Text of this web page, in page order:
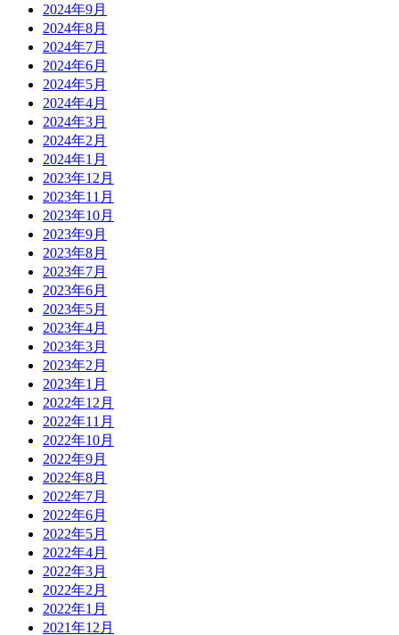
2024年9月
2024年8月
2024年7月
2024年6月
2024年5月
2024年4月
2024年3月
2024年2月
2024年1月
2023年12月
2023年11月
2023年10月
2023年9月
2023年8月
2023年7月
2023年6月
2023年5月
2023年4月
2023年3月
2023年2月
2023年1月
2022年12月
2022年11月
2022年10月
2022年9月
2022年8月
2022年7月
2022年6月
2022年5月
2022年4月
2022年3月
2022年2月
2022年1月
2021年12月